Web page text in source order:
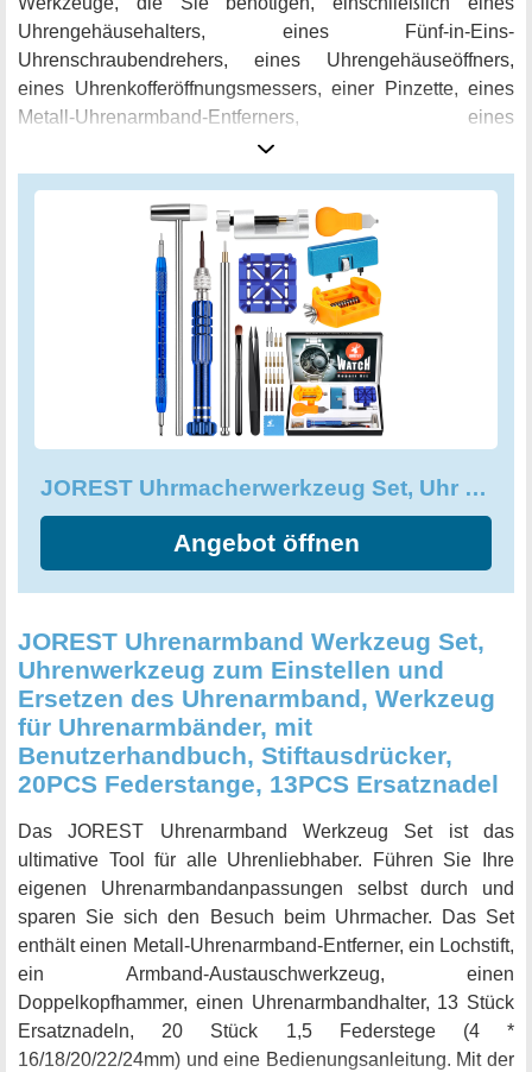
Uhrengehäusehalters, eines Fünf-in-Eins-
Uhrenschraubendrehers, eines Uhrengehäuseöffners,
eines Uhrenkofferöffnungsmessers, einer Pinzette, eines
Metall-Uhrenarmband-Entferners, eines
Doppelkopfhammers, eines Federstegwerkzeugs und 15
Ersatznadeln. Der Uhrengehäusehalter sorgt dafür, dass
Ihre Uhr beim Reparieren nicht verrutscht oder zerkratzt
wird. Er ist für Uhren bis zu einem Durchmesser von 50
mm geeignet und kann mit anderen Werkzeugen im Set
verwendet werden. Der Fünf-in-Eins-
Uhrenschraubendreher enthält fünf verschiedene
Schraubendreherbits, die für verschiedene Situationen
geeignet sind und auch für Brillen verwendet werden
können. Die Abdeckung am Ende des Schraubendrehers
kann geöffnet werden und hat eine hohle Innenseite zum
Uhrengehäuseöffner und Uhrenkofferöffnungsmesser sind
für verschiedene Uhrenabdeckungen geeignet und
ermöglichen ein einfaches Öffnen ohne Beschädigung der
Uhr. Das Federstegwerkzeug mit Skala und der Metall-
Ersetzen des Uhrenarmbands. Das Set enthält auch eine
detaillierte Bedienungsanleitung, die Ihnen bei der
Reparatur Ihrer Uhren hilft. Das JOREST
Uhrmacherwerkzeug Set ist ein unverzichtbares Zubehör
für alle Uhrenliebhaber und -sammler und eignet sich auch
perfekt als Geschenk für Freunde und Familie. Spare Sie
teure Reparaturkosten und nehmen Sie die Reparatur Ihrer
Uhren in die eigene Hand. Bestellen Sie jetzt Ihr JOREST
Uhrmacherwerkzeug Set und machen Sie Ihre Uhren
wieder funktionsfähig.
JOREST Uhrmacherwerkzeug Set, Uhr Batteriewechsel Werkzeug
Angebot öffnen
JOREST Uhrenarmband Werkzeug Set,
Uhrenwerkzeug zum Einstellen und
Ersetzen des Uhrenarmband, Werkzeug
für Uhrenarmbänder, mit
Benutzerhandbuch, Stiftausdrücker,
20PCS Federstange, 13PCS Ersatznadel
Das JOREST Uhrenarmband Werkzeug Set ist das
ultimative Tool für alle Uhrenliebhaber. Führen Sie Ihre
eigenen Uhrenarmbandanpassungen selbst durch und
sparen Sie sich den Besuch beim Uhrmacher. Das Set
enthält einen Metall-Uhrenarmband-Entferner, ein Lochstift,
ein Armband-Austauschwerkzeug, einen
Doppelkopfhammer, einen Uhrenarmbandhalter, 13 Stück
Ersatznadeln, 20 Stück 1,5 Federstege (4 *
16/18/20/22/24mm) und eine Bedienungsanleitung. Mit der